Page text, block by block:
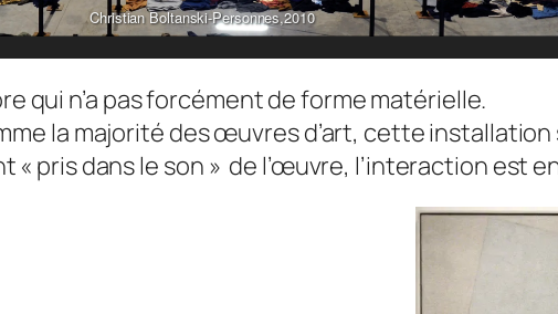
Christian Boltanski-Personnes,2010
qui n’a pas forcément de forme matérielle.
la majorité des œuvres d’art, cette
pris dans le son » de l’œuvre, l’interaction est